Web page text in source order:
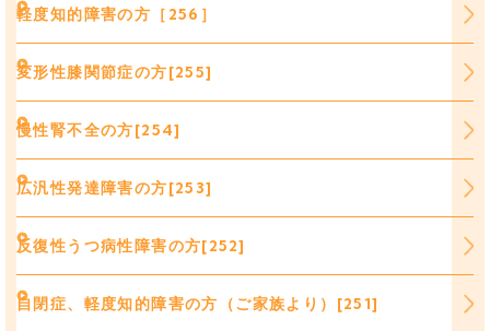
軽度知的障害の方［256］
変形性膝関節症の方[255]
慢性腎不全の方[254]
広汎性発達障害の方[253]
反復性うつ病性障害の方[252]
自閉症、軽度知的障害の方（ご家族より）[251]